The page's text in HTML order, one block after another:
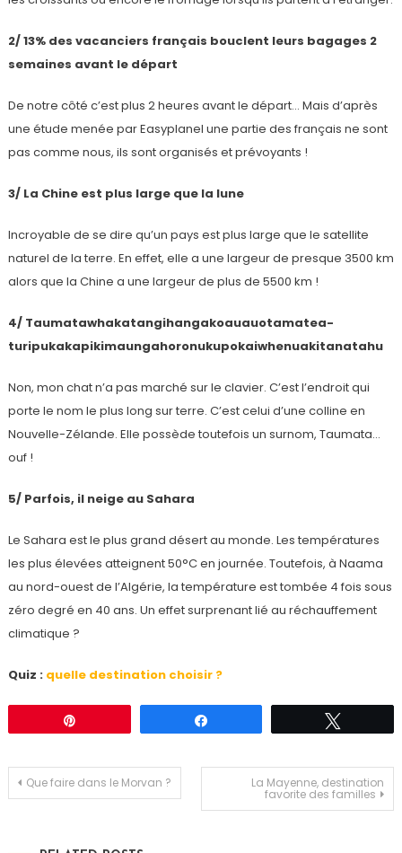
2/ 13% des vacanciers français bouclent leurs bagages 2
semaines avant le départ
De notre côté c’est plus 2 heures avant le départ… Mais d’après
une étude menée par Easyplanel une partie des français ne sont
pas comme nous, ils sont organisés et prévoyants !
3/ La Chine est plus large que la lune
Incroyable de se dire qu’un pays est plus large que le satellite
naturel de la terre. En effet, elle a une largeur de presque 3500 km
alors que la Chine a une largeur de plus de 5500 km !
4/ Taumatawhakatangi­hangakoauauotamatea­
turipukakapikimaunga­horonukupokaiwhen­uakitanatahu
Non, mon chat n’a pas marché sur le clavier. C’est l’endroit qui
porte le nom le plus long sur terre. C’est celui d’une colline en
Nouvelle-Zélande. Elle possède toutefois un surnom, Taumata…
ouf !
5/ Parfois, il neige au Sahara
Le Sahara est le plus grand désert au monde. Les températures
les plus élevées atteignent 50°C en journée. Toutefois, à Naama
au nord-ouest de l’Algérie, la température est tombée 4 fois sous
zéro degré en 40 ans. Un effet surprenant lié au réchauffement
climatique ?
Quiz : quelle destination choisir ?
Navigation
Que faire dans le Morvan ? La Mayenne, destination
favorite des familles